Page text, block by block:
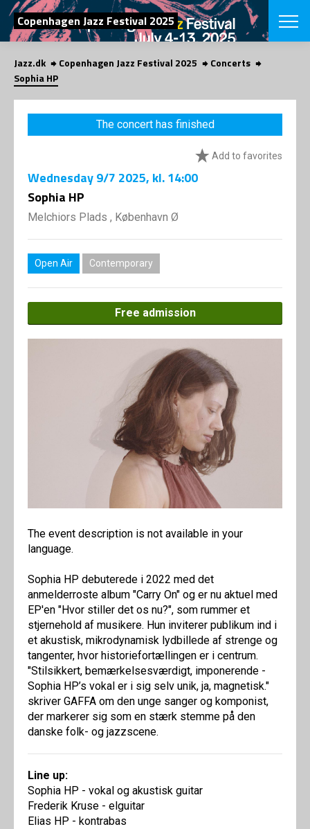
SEARCH
Copenhagen Jazz Festival 2025
Danish
CHOOSE
VINTERJAZZ
Themes
LOCATIONS
SHOP
Jazz.dk Copenhagen Jazz Festival 2025
Concerts
Sophia HP
The concert has finished
Add to favorites
Wednesday9/7 2025, kl. 14:00
Sophia HP
Melchiors Plads , København Ø
Open Air Contemporary
Free admission
The event description is not available in your
language.
Sophia HP debuterede i 2022 med det
anmelderroste album "Carry On" og er nu aktuel med
EP'en "Hvor stiller det os nu?", som rummer et
stjernehold af musikere. Hun inviterer publikum ind i
et akustisk, mikrodynamisk lydbillede af strenge og
tangenter, hvor historiefortællingen er i centrum.
"Stilsikkert, bemærkelsesværdigt, imponerende -
Sophia HP’s vokal er i sig selv unik, ja, magnetisk."
skriver GAFFA om den unge sanger og komponist,
der markerer sig som en stærk stemme på den
danske folk- og jazzscene.
Line up:
Sophia HP - vokal og akustisk guitar
Frederik Kruse - elguitar
Elias HP - kontrabas